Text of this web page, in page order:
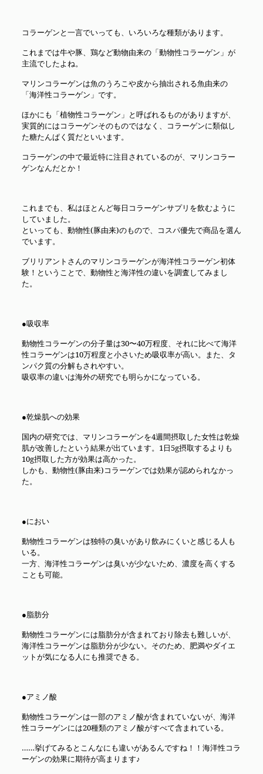
コラーゲンと一言でいっても、いろいろな種類があります。
これまでは牛や豚、鶏など動物由来の「動物性コラーゲン」が
主流でしたよね。
マリンコラーゲンは魚のうろこや皮から抽出される魚由来の
「海洋性コラーゲン」です。
ほかにも「植物性コラーゲン」と呼ばれるものがありますが、
実質的にはコラーゲンそのものではなく、コラーゲンに類似し
た糖たんぱく質だといいます。
コラーゲンの中で最近特に注目されているのが、マリンコラー
ゲンなんだとか！
これまでも、私はほとんど毎日コラーゲンサプリを飲むように
していました。
といっても、動物性(豚由来)のもので、コスパ優先で商品を選ん
でいます。
ブリリアントさんのマリンコラーゲンが海洋性コラーゲン初体
験！ということで、動物性と海洋性の違いを調査してみまし
た。
●吸収率
動物性コラーゲンの分子量は30〜40万程度、それに比べて海洋
性コラーゲンは10万程度と小さいため吸収率が高い。また、タ
ンパク質の分解もされやすい。
吸収率の違いは海外の研究でも明らかになっている。
●乾燥肌への効果
国内の研究では、マリンコラーゲンを4週間摂取した女性は乾燥
肌が改善したという結果が出ています。1日5g摂取するよりも
10g摂取した方が効果は高かった。
しかも、動物性(豚由来)コラーゲンでは効果が認められなかっ
た。
●におい
動物性コラーゲンは独特の臭いがあり飲みにくいと感じる人も
いる。
一方、海洋性コラーゲンは臭いが少ないため、濃度を高くする
ことも可能。
●脂肪分
動物性コラーゲンには脂肪分が含まれており除去も難しいが、
海洋性コラーゲンは脂肪分が少ない。そのため、肥満やダイエ
ットが気になる人にも推奨できる。
●アミノ酸
動物性コラーゲンは一部のアミノ酸が含まれていないが、海洋
性コラーゲンには20種類のアミノ酸がすべて含まれている。
……挙げてみるとこんなにも違いがあるんですね！！海洋性コラ
ーゲンの効果に期待が高まります♪